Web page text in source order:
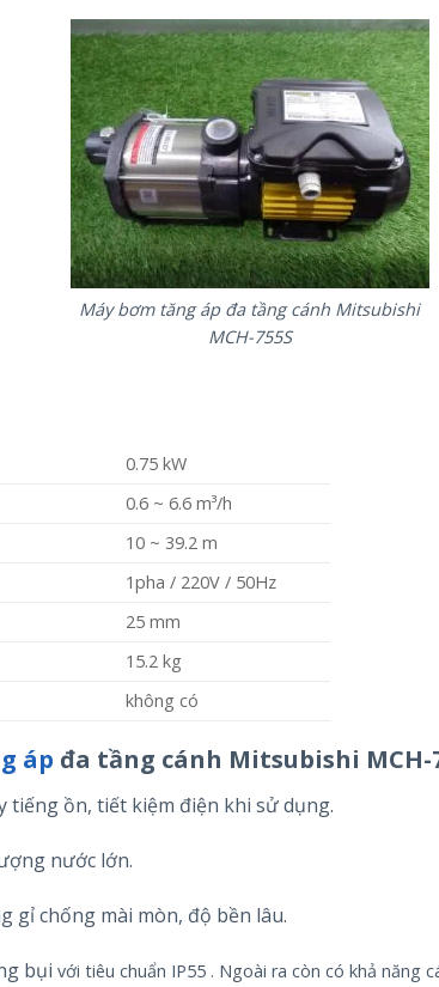
Máy bơm tăng áp đa tầng cánh Mitsubishi
MCH-755S
0.75 kW
0.6 ~ 6.6 m³/h
10 ~ 39.2 m
1pha / 220V / 50Hz
25 mm
15.2 kg
không có
áp đa tầng cánh Mitsubishi MCH-
tiếng ồn, tiết kiệm điện khi sử dụng.
nước lớn.
gỉ chống mài mòn, độ bền lâu.
bụi với tiêu chuẩn IP55 . Ngoài ra còn có khả năng